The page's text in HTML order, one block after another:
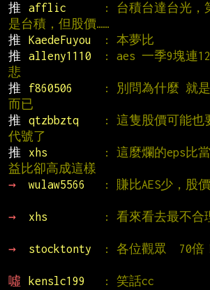
推
afflic
: 台積台達台光，
是台積，但股價……
推
KaedeFuyou : 本夢比
推
alleny1110
: aes 一季9塊連
悲
推
f860506
: 別問為什麼 就是
而已
推
qtzbbztq
: 這隻股價可能也
代號了
推
xhs
: 這麼爛的eps比
益比卻高成這樣
→
wulaw5566
: 賺比AES少，股
→
xhs
: 看來看去最不合
→
stocktonty
: 各位觀眾  70倍
噓
kenslc199 : 笑話cc